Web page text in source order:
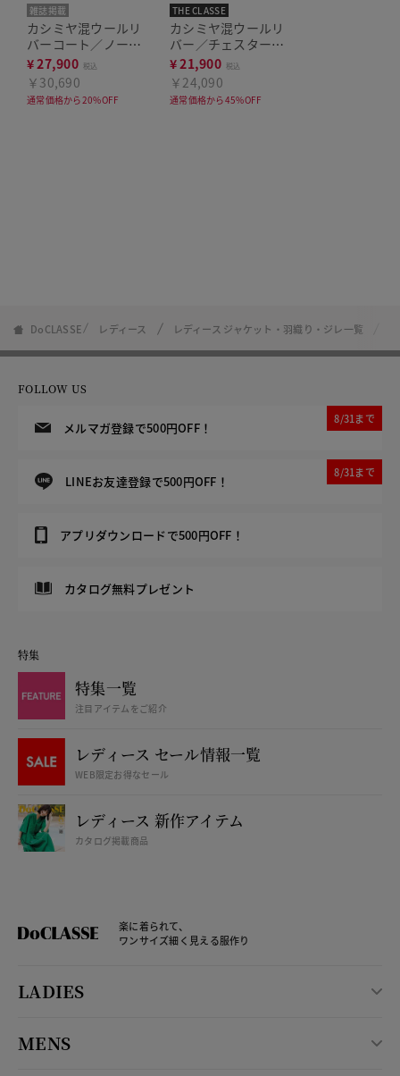
雑誌掲載
カシミヤ混ウールリ
バーコート／ノーカ
ラー
¥27,900 税込
￥30,690
通常価格から20%OFF
THE CLASSE
カシミヤ混ウールリ
バー／チェスターコ
ート
¥21,900 税込
￥24,090
通常価格から45%OFF
DoCLASSE レディース レディース ジャケット・羽織り・ジレ一覧
FOLLOW US
メルマガ登録で500円OFF！
8/31まで
LINEお友達登録で500円OFF！
8/31まで
アプリダウンロードで500円OFF！
カタログ無料プレゼント
特集
特集一覧
注目アイテムをご紹介
レディース セール情報一覧
WEB限定お得なセール
レディース 新作アイテム
カタログ掲載商品
楽に着られて、
ワンサイズ細く見える服作り
LADIES
MENS